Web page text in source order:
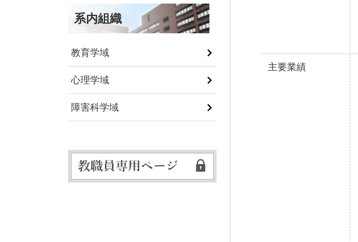
主要業績
系内組織
教育学域
心理学域
障害科学域